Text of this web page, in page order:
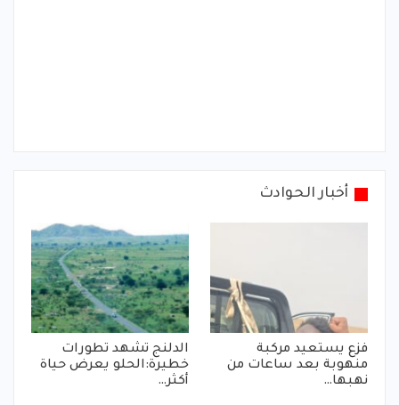
أخبار الحوادث
فزع يستعيد مركبة
منهوبة بعد ساعات من
نهبها…
الدلنج تشهد تطورات
خطيرة:الحلو يعرض حياة
أكثر…